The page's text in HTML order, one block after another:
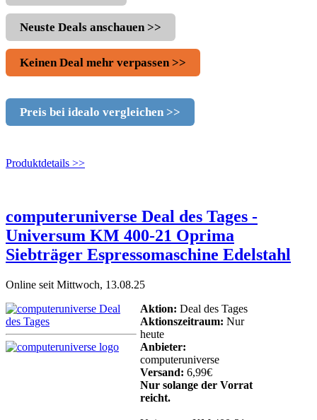
Neuste Deals anschauen >>
Keinen Deal mehr verpassen >>
Preis bei idealo vergleichen >>
Produktdetails >>
computeruniverse Deal des Tages -
Universum KM 400-21 Oprima
Siebträger Espressomaschine Edelstahl
Online seit Mittwoch, 13.08.25
Aktion: Deal des Tages
Aktionszeitraum: Nur
heute
Anbieter:
computeruniverse
Versand: 6,99€
Nur solange der Vorrat
reicht.